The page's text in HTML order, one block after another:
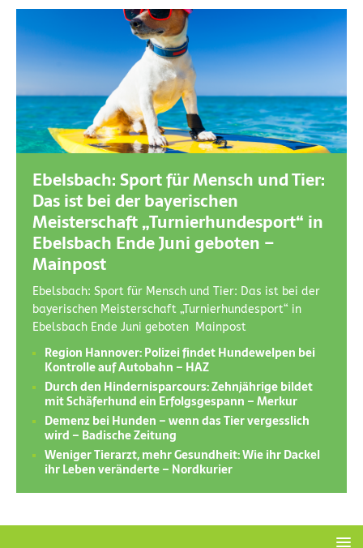
Ebelsbach: Sport für Mensch und Tier:
Das ist bei der bayerischen
Meisterschaft „Turnierhundesport“ in
Ebelsbach Ende Juni geboten –
Mainpost
Ebelsbach: Sport für Mensch und Tier: Das ist bei der
bayerischen Meisterschaft „Turnierhundesport“ in
Ebelsbach Ende Juni geboten Mainpost
Region Hannover: Polizei findet Hundewelpen bei
Kontrolle auf Autobahn – HAZ
Durch den Hindernisparcours: Zehnjährige bildet
mit Schäferhund ein Erfolgsgespann – Merkur
Demenz bei Hunden – wenn das Tier vergesslich
wird – Badische Zeitung
Weniger Tierarzt, mehr Gesundheit: Wie ihr Dackel
ihr Leben veränderte – Nordkurier